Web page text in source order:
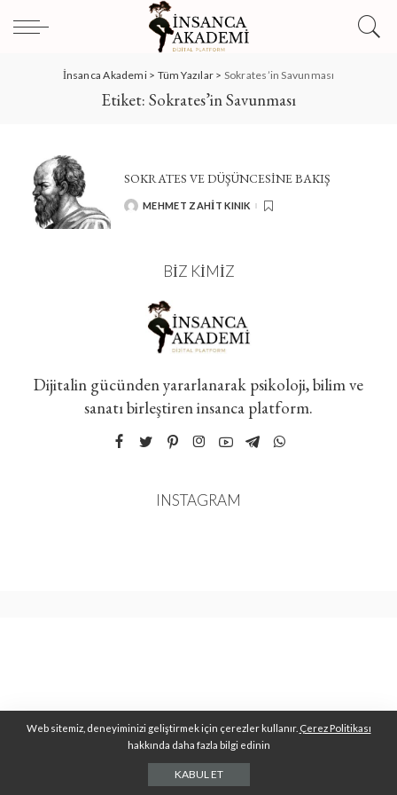
İnsanca Akademi> Tüm Yazılar > Sokrates’in Savunması
Etiket: Sokrates’in Savunması
SOKRATES VE DÜŞÜNCESİNE BAKIŞ
POSTED
MEHMET ZAHIT KINIK
BIZ KIMIZ
Dijitalin gücünden yararlanarak psikoloji, bilim ve
sanatı birleştiren insanca platform.
INSTAGRAM
Web sitemiz, deneyiminizi geliştirmek için çerezler kullanır. Çerez Politikası
hakkında daha fazla bilgi edinin
KABUL ET